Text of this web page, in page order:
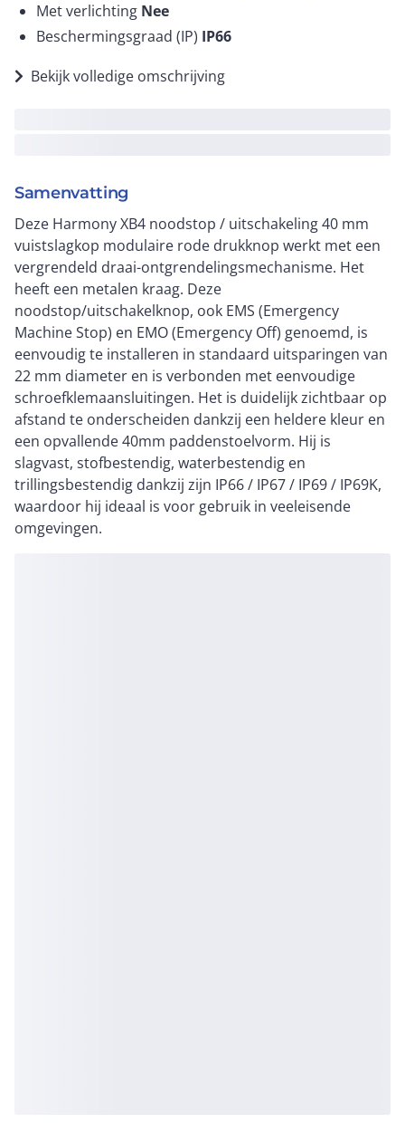
Met verlichting Nee
Beschermingsgraad (IP) IP66
Bekijk volledige omschrijving
Samenvatting
Deze Harmony XB4 noodstop / uitschakeling 40 mm
vuistslagkop modulaire rode drukknop werkt met een
vergrendeld draai-ontgrendelingsmechanisme. Het
heeft een metalen kraag. Deze
noodstop/uitschakelknop, ook EMS (Emergency
Machine Stop) en EMO (Emergency Off) genoemd, is
eenvoudig te installeren in standaard uitsparingen van
22 mm diameter en is verbonden met eenvoudige
schroefklemaansluitingen. Het is duidelijk zichtbaar op
afstand te onderscheiden dankzij een heldere kleur en
een opvallende 40mm paddenstoelvorm. Hij is
slagvast, stofbestendig, waterbestendig en
trillingsbestendig dankzij zijn IP66 / IP67 / IP69 / IP69K,
waardoor hij ideaal is voor gebruik in veeleisende
omgevingen.